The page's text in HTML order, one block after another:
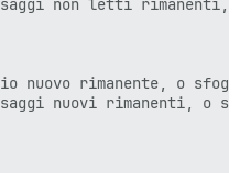
non letti rimanenti,
nuovo rimanente, o
nuovi rimanenti, o